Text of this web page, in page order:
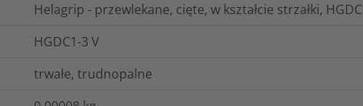
Helagrip - przewlekane, cięte, w kształcie strzałki,
HGDC1-3 V
trwałe, trudnopalne